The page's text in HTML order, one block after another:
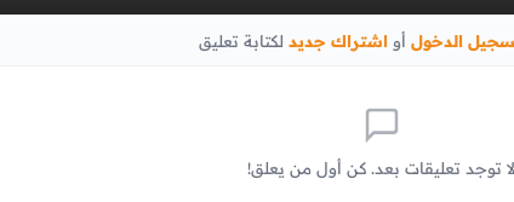
الدخول أو اشتراك جديد لكتابة تعليق
لا توجد تعليقات بعد. كن أول من يعلق!